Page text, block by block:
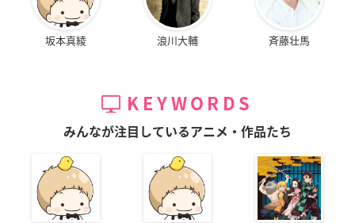
坂本真綾 浪川大輔 斉藤壮馬
KEYWORDS
みんなが注目しているアニメ・作品たち